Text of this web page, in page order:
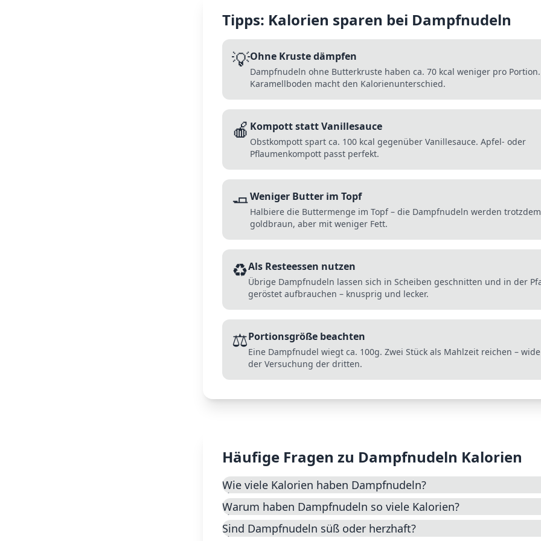
Tipps: Kalorien sparen bei Dampfnudeln
💡Ohne Kruste dämpfen
Dampfnudeln ohne Butterkruste haben ca. 70 kcal weniger pro
Karamellboden macht den Kalorienunterschied.
🍎 Kompott statt Vanillesauce
Obstkompott spart ca. 100 kcal gegenüber Vanillesauce. Apfel- oder
Pflaumenkompott passt perfekt.
🧈Weniger Butter im Topf
Halbiere die Buttermenge im Topf – die Dampfnudeln werden trotzdem
goldbraun, aber mit weniger Fett.
♻️Als Resteessen nutzen
Übrige Dampfnudeln lassen sich in Scheiben geschnitten und in der
geröstet aufbrauchen – knusprig und lecker.
⚖️Portionsgröße beachten
Eine Dampfnudel wiegt ca. 100g. Zwei Stück als Mahlzeit reichen –
der Versuchung der dritten.
Häufige Fragen zu Dampfnudeln Kalorien
Wie viele Kalorien haben Dampfnudeln?
Warum haben Dampfnudeln so viele Kalorien?
Sind Dampfnudeln süß oder herzhaft?